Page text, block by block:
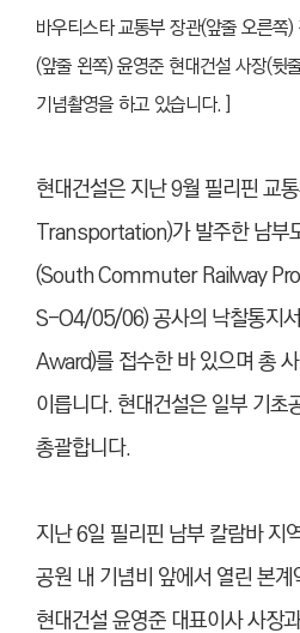
바우티스타 교통부 장관(앞줄 오른쪽
(앞줄 왼쪽) 윤영준 현대건설 사장(뒷
기념촬영을 하고 있습니다. ]
현대건설은 지난 9월 필리핀
Transportation)가 발주한 남부
(South Commuter Railway
S-O4/05/06) 공사의 낙찰통지
Award)를 접수한 바 있으며 총
이릅니다. 현대건설은 일부 기초
총괄합니다.
지난 6일 필리핀 남부 칼람바 지
공원 내 기념비 앞에서 열린 본
현대건설 윤영준 대표이사 사장